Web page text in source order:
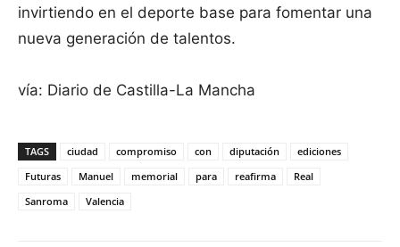
invirtiendo en el deporte base para fomentar una
nueva generación de talentos.
vía: Diario de Castilla-La Mancha
TAGS ciudad compromiso con diputación
ediciones
Futuras
Manuel memorial para reafirma
Real
Sanroma
Valencia